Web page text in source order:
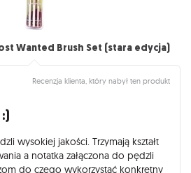
Wanted Brush Set (stara edycja)
Recenzja klienta, który nabył ten produkt
wysokiej jakości. Trzymają kształt
a notatka załączona do pędzli
do czego wykorzystać konkretny